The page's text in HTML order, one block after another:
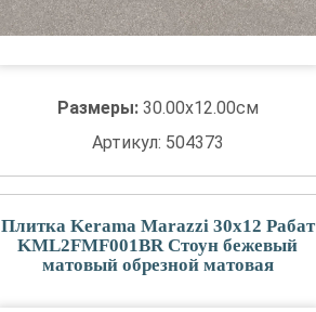
Размеры: 30.00x12.00см
Артикул: 504373
Плитка Kerama Marazzi 30x12 Рабат
KML2FMF001BR Стоун бежевый
матовый обрезной матовая